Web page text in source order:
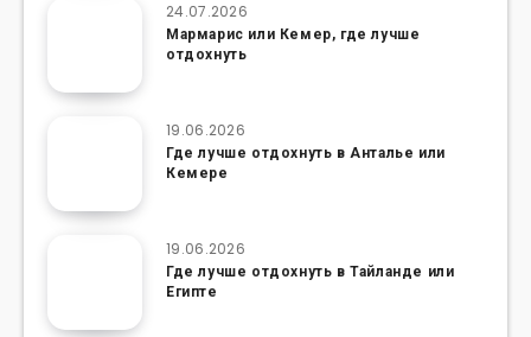
24.07.2026
Мармарис или Кемер, где лучше
отдохнуть
19.06.2026
Где лучше отдохнуть в Анталье или
Кемере
19.06.2026
Где лучше отдохнуть в Тайланде или
Египте